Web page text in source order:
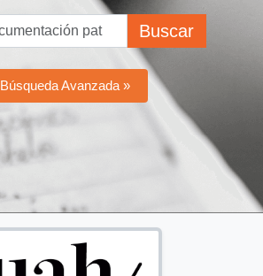
Buscar
Búsqueda Avanzada »